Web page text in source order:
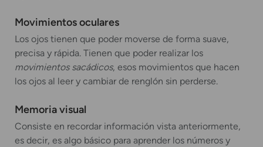
Movimientos oculares
Los ojos tienen que poder moverse de forma suave,
precisa y rápida. Tienen que poder realizar los
movimientos sacádicos, esos movimientos que hacen
los ojos al leer y cambiar de renglón sin perderse.
Memoria visual
Consiste en recordar información vista anteriormente,
es decir, es algo básico para aprender los números y